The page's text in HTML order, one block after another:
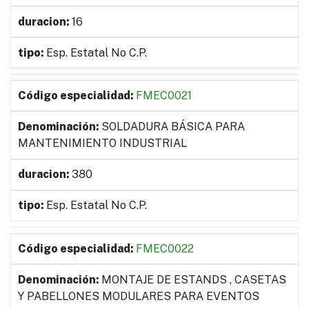
16
Esp. Estatal No C.P.
FMEC0021
SOLDADURA BÁSICA PARA
MANTENIMIENTO INDUSTRIAL
380
Esp. Estatal No C.P.
FMEC0022
MONTAJE DE ESTANDS , CASETAS
Y PABELLONES MODULARES PARA EVENTOS